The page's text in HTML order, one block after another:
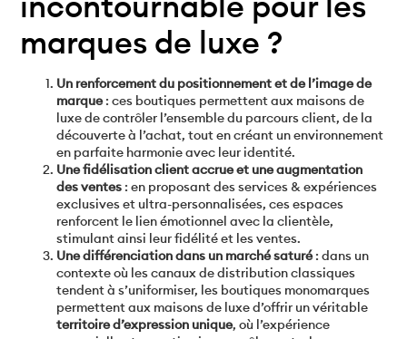
marques de luxe ?
Un renforcement du positionnement et de l’image de
marque: ces boutiques permettent aux maisons de
luxe de contrôler l’ensemble du parcours client, de la
découverte à l’achat, tout en créant un environnement
en parfaite harmonie avec leur identité.
Une fidélisation client accrue et une augmentation
des ventes : en proposant des services & expériences
exclusives et ultra-personnalisées, ces espaces
renforcent le lien émotionnel avec la clientèle,
stimulant ainsi leur fidélité et les ventes.
Une différenciation dans un marché saturé: dans un
contexte où les canaux de distribution classiques
tendent à s’uniformiser, les boutiques monomarques
permettent aux maisons de luxe d’offrir un véritable
territoire d’expression unique, où l’expérience